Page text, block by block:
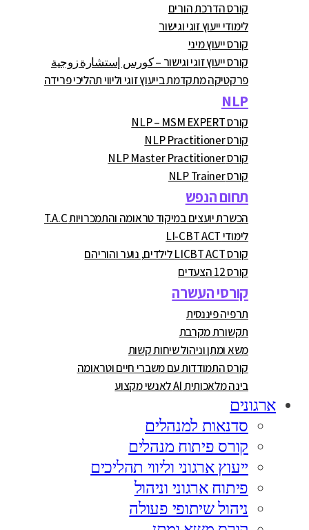
קורס הדרכת הורים
לימודי ייעוץ זוגי וגישור
קורס ייעוץ מיני
קורס ייעוץ זוגי וגישור – كورس إستشارة زوجية
פרקטיקה מתקדמת בייעוץ זוגי וליווי תהליכי פרידה
NLP
קורס NLP – MSM EXPERT
קורס NLP Practitioner
קורס NLP Master Practitioner
קורס NLP Trainer
תחום הנפש
הכשרת יועצים במיקוד טראומה והתמכרויות T.A.C
לימודי LI-CBT ACT
קורס LICBT ACT לילדים, נוער והוריהם
קורס 12 הצעדים
קורסי העשרה
תרפיה פיננסית
תקשורת מקרבת
משא ומתן וניהול שיחות קשות
קורס התמודדות עם משברי חיים וטראומה
בינה מלאכותית AI לאנשי מקצוע
ארגונים
סדנאות למנהלים
קורס פיתוח מנהלים
ייעוץ ארגוני וליווי תהליכים
פיתוח ארגוני וניהול
ניהול שיתופי פעולה